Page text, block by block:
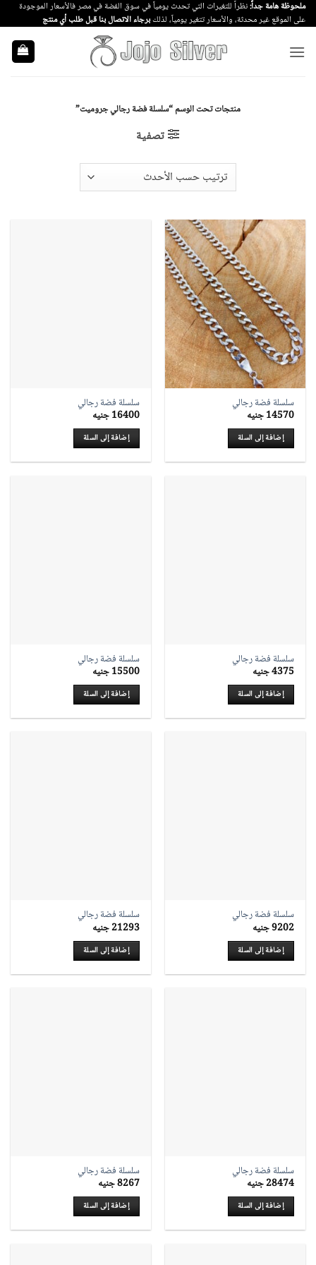
تخطي
للمحتوى
ملحوظة هامة جداً:نظراً للتغيرات التي تحدث يومياً في سوق الفضة في مصر فالأسعار الموجودة
على الموقع غير محدثة، والأسعار تتغير يومياً، لذلكبرجاء الاتصال بنا قبل طلب أي منتج
منتجات تحت الوسم “سلسلة فضة رجالي جروميت”
تصفية
سلسلة فضة رجالي
14570جنيه
إضافة إلى السلة
سلسلة فضة رجالي
16400جنيه
إضافة إلى السلة
سلسلة فضة رجالي
4375جنيه
إضافة إلى السلة
سلسلة فضة رجالي
15500جنيه
إضافة إلى السلة
سلسلة فضة رجالي
9202جنيه
إضافة إلى السلة
سلسلة فضة رجالي
21293جنيه
إضافة إلى السلة
سلسلة فضة رجالي
28474جنيه
إضافة إلى السلة
سلسلة فضة رجالي
8267جنيه
إضافة إلى السلة